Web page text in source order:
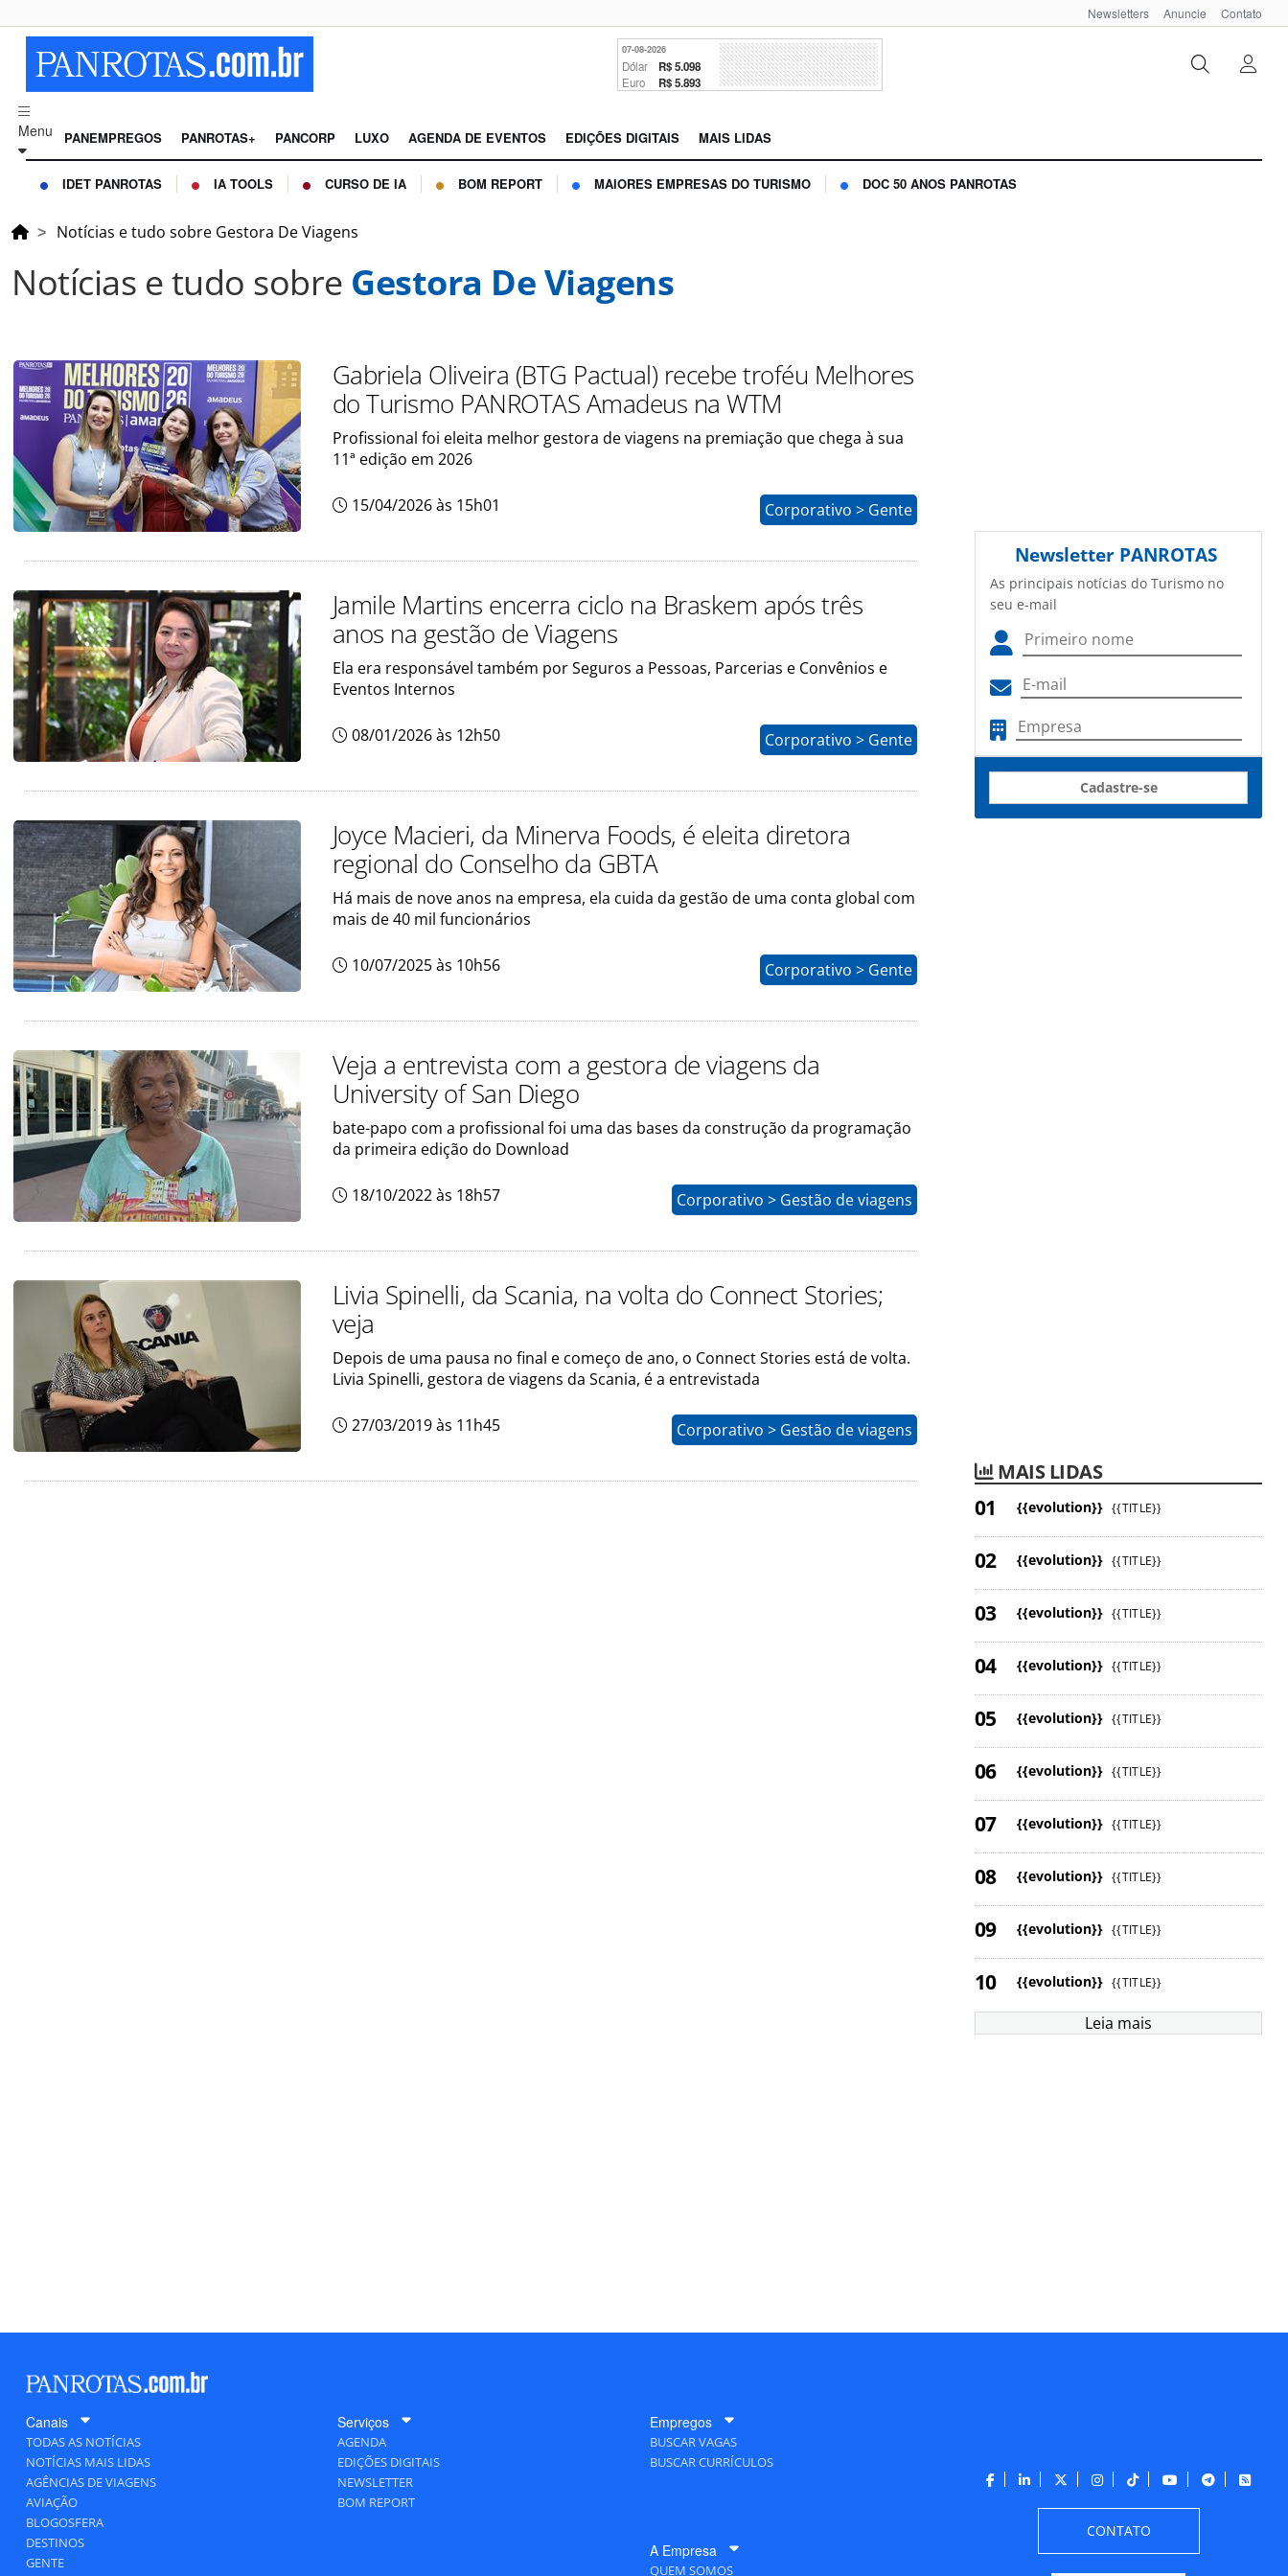
Newsletters Anuncie Contato
07-08-2026
Dólar R$ 5.098
Euro R$ 5.893
Menu PANEMPREGOS PANROTAS+ PANCORP LUXO AGENDA DE EVENTOS EDIÇÕES DIGITAIS MAIS LIDAS
IDET PANROTAS IA TOOLS CURSO DE IA BOM REPORT MAIORES EMPRESAS DO TURISMO DOC 50 ANOS PANROTAS
Notícias e tudo sobre Gestora De Viagens
Notícias e tudo sobre Gestora De Viagens
Gabriela Oliveira (BTG Pactual) recebe troféu Melhores
do Turismo PANROTAS Amadeus na WTM
Profissional foi eleita melhor gestora de viagens na premiação que chega à sua
11ª edição em 2026
15/04/2026 às 15h01 Corporativo > Gente
Jamile Martins encerra ciclo na Braskem após três
anos na gestão de Viagens
Ela era responsável também por Seguros a Pessoas, Parcerias e Convênios e
Eventos Internos
08/01/2026 às 12h50 Corporativo > Gente
Joyce Macieri, da Minerva Foods, é eleita diretora
regional do Conselho da GBTA
Há mais de nove anos na empresa, ela cuida da gestão de uma conta global com
mais de 40 mil funcionários
10/07/2025 às 10h56 Corporativo > Gente
Veja a entrevista com a gestora de viagens da
University of San Diego
bate-papo com a profissional foi uma das bases da construção da programação
da primeira edição do Download
18/10/2022 às 18h57 Corporativo > Gestão de viagens
Livia Spinelli, da Scania, na volta do Connect Stories;
veja
Depois de uma pausa no final e começo de ano, o Connect Stories está de volta.
Livia Spinelli, gestora de viagens da Scania, é a entrevistada
27/03/2019 às 11h45 Corporativo > Gestão de viagens
Newsletter PANROTAS
As principais notícias do Turismo no
seu e-mail
Cadastre-se
MAIS LIDAS
{{evolution}} {{TITLE}}
{{evolution}} {{TITLE}}
{{evolution}} {{TITLE}}
{{evolution}} {{TITLE}}
{{evolution}} {{TITLE}}
{{evolution}} {{TITLE}}
{{evolution}} {{TITLE}}
{{evolution}} {{TITLE}}
{{evolution}} {{TITLE}}
{{evolution}} {{TITLE}}
Leia mais
Canais
TODAS AS NOTÍCIAS
NOTÍCIAS MAIS LIDAS
AGÊNCIAS DE VIAGENS
AVIAÇÃO
BLOGOSFERA
DESTINOS
GENTE
Serviços
AGENDA
EDIÇÕES DIGITAIS
NEWSLETTER
BOM REPORT
Empregos
BUSCAR VAGAS
BUSCAR CURRÍCULOS
A Empresa
QUEM SOMOS
CONTATO